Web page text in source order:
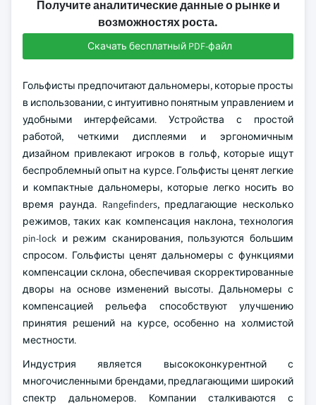
Получите аналитические данные о рынке и
возможностях роста.
Скачать бесплатный PDF-файл
Гольфисты предпочитают дальномеры, которые просты
в использовании, с интуитивно понятным управлением и
удобными интерфейсами. Устройства с простой
работой, четкими дисплеями и эргономичным
дизайном привлекают игроков в гольф, которые ищут
беспроблемный опыт на курсе. Гольфисты ценят легкие
и компактные дальномеры, которые легко носить во
время раунда. Rangefinders, предлагающие несколько
режимов, таких как компенсация наклона, технология
pin-lock и режим сканирования, пользуются большим
спросом. Гольфисты ценят дальномеры с функциями
компенсации склона, обеспечивая скорректированные
дворы на основе изменений высоты. Дальномеры с
компенсацией рельефа способствуют улучшению
принятия решений на курсе, особенно на холмистой
местности.
Индустрия является высококонкурентной с
многочисленными брендами, предлагающими широкий
спектр дальномеров. Компании сталкиваются с